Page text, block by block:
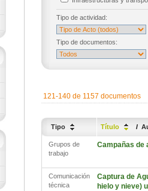
Tipo de actividad:
Tipo de documentos:
121-140 de 1157 documentos
Tipo Título /
Grupos de
trabajo
Campañas de
Comunicación
técnica
Captura de
hielo y nieve)